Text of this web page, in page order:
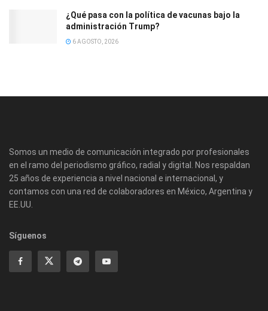
¿Qué pasa con la política de vacunas bajo la
administración Trump?
6 AGOSTO, 2026
Somos un medio de comunicación integrado por profesionales
en el ramo del periodismo gráfico, radial y digital. Nos respaldan
25 años de experiencia a nivel nacional e internacional, y
contamos con una red de colaboradores en México, Argentina y
EE.UU.
Síguenos